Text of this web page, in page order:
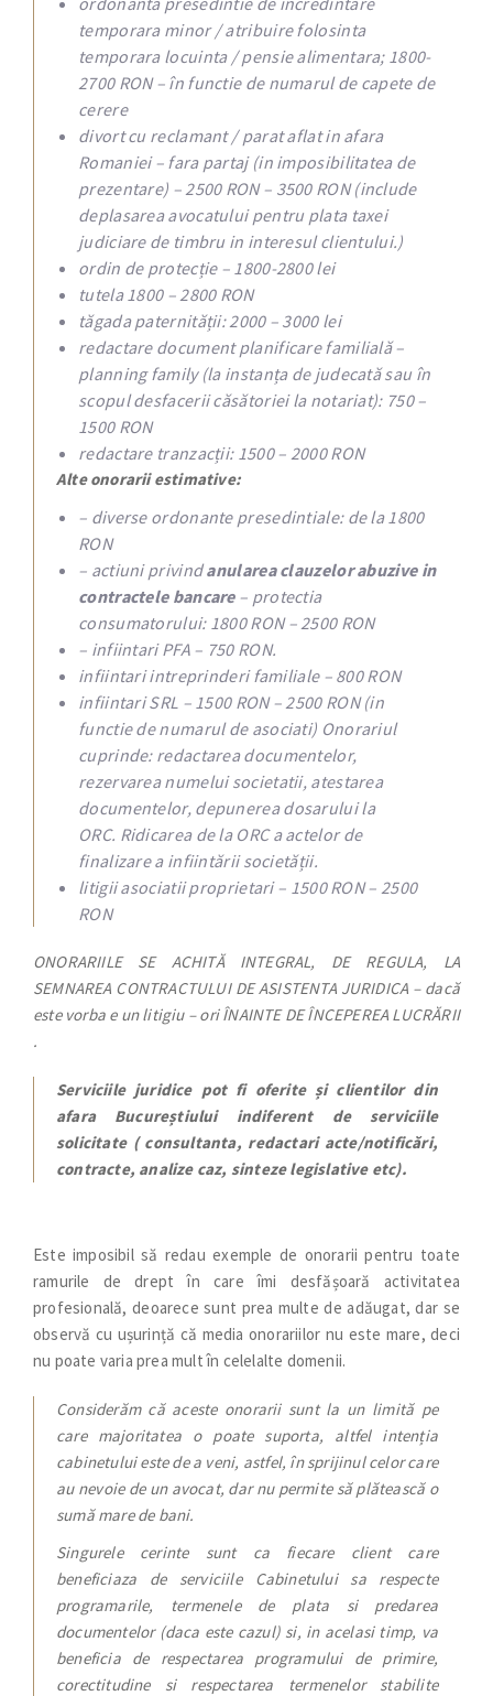
temporara minor / atribuire folosinta
temporara locuinta / pensie alimentara; 1800-
2700 RON – în functie de numarul de capete de
cerere
divort cu reclamant / parat aflat in afara
Romaniei – fara partaj (in imposibilitatea de
prezentare) – 2500 RON – 3500 RON (include
deplasarea avocatului pentru plata taxei
judiciare de timbru in interesul clientului.)
ordin de protecție – 1800-2800 lei
tutela 1800 – 2800 RON
tăgada paternității: 2000 – 3000 lei
redactare document planificare familială –
planning family (la instanța de judecată sau în
scopul desfacerii căsătoriei la notariat): 750 –
1500 RON
redactare tranzacții: 1500 – 2000 RON
Alte onorarii estimative:
– diverse ordonante presedintiale: de la 1800
RON
– actiuni privindanularea clauzelor abuzive in
contractele bancare– protectia
consumatorului: 1800 RON – 2500 RON
– infiintari PFA – 750 RON.
infiintari intreprinderi familiale – 800 RON
infiintari SRL – 1500 RON – 2500 RON (in
functie de numarul de asociati) Onorariul
cuprinde: redactarea documentelor,
rezervarea numelui societatii, atestarea
documentelor, depunerea dosarului la
ORC. Ridicarea de la ORC a actelor de
finalizare a infiintării societății.
litigii asociatii proprietari – 1500 RON – 2500
RON
ONORARIILE SE ACHITĂ INTEGRAL, DE REGULA, LA
SEMNAREA CONTRACTULUI DE ASISTENTA JURIDICA – dacă
este vorba e un litigiu – ori ÎNAINTE DE ÎNCEPEREA LUCRĂRII
.
Serviciile juridice pot fi oferite și clientilor din
afara Bucureștiului indiferent de serviciile
solicitate ( consultanta, redactari acte/notificări,
contracte, analize caz, sinteze legislative etc).
Este imposibil să redau exemple de onorarii pentru toate
ramurile de drept în care îmi desfășoară activitatea
profesională, deoarece sunt prea multe de adăugat, dar se
observă cu ușurință că media onorariilor nu este mare, deci
nu poate varia prea mult în celelalte domenii.
Considerăm că aceste onorarii sunt la un limită pe
care majoritatea o poate suporta, altfel intenția
cabinetului este de a veni, astfel, în sprijinul celor care
au nevoie de un avocat, dar nu permite să plătească o
sumă mare de bani.
Singurele cerinte sunt ca fiecare client care
beneficiaza de serviciile Cabinetului sa respecte
programarile, termenele de plata si predarea
documentelor (daca este cazul) si, in acelasi timp, va
beneficia de respectarea programului de primire,
corectitudine si respectarea termenelor stabilite